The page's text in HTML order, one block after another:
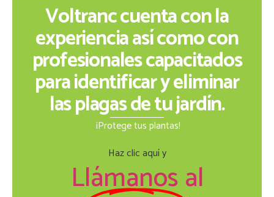
Voltranc cuenta con la
experiencia así como con
profesionales capacitados
para identificar y eliminar
las plagas de tu jardín.
¡Protege tus plantas!
Haz clic aquí y
Llámanos al